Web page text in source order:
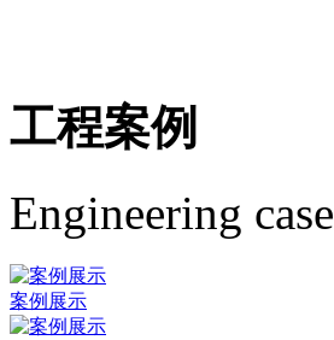
工程案例
Engineering case
案例展示